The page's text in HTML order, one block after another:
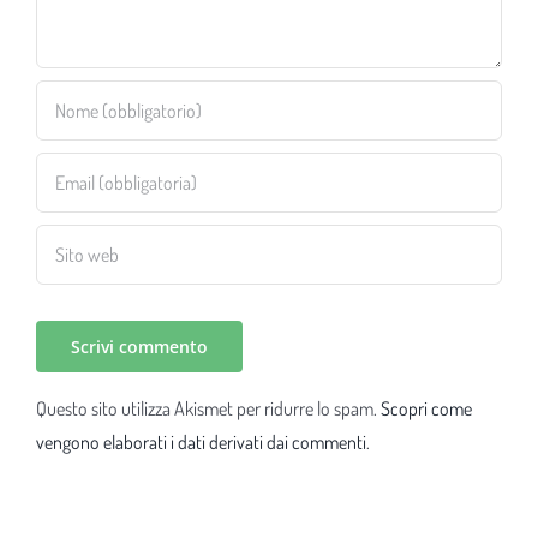
Questo sito utilizza Akismet per ridurre lo spam. Scopri come
vengono elaborati i dati derivati dai commenti.